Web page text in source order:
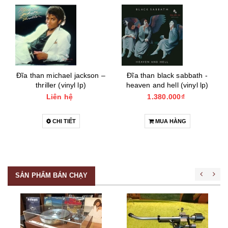
Đĩa than michael jackson –
thriller (vinyl lp)
Liên hệ
CHI TIẾT
Đĩa than black sabbath -
heaven and hell (vinyl lp)
1.380.000₫
MUA HÀNG
SẢN PHẨM BÁN CHẠY